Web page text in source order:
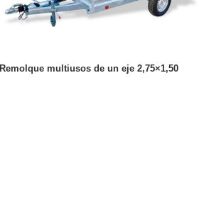
Remolque multiusos de un eje 2,75×1,50